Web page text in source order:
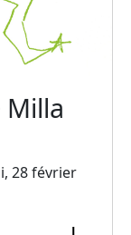
Milla
28 février